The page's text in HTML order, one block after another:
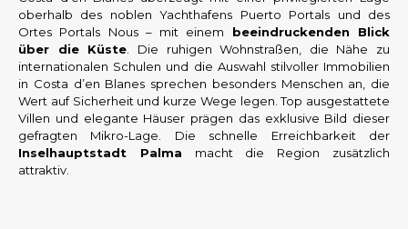
oberhalb des noblen Yachthafens Puerto Portals und des
Ortes Portals Nous – mit einem beeindruckenden Blick
über die Küste . Die ruhigen Wohnstraßen, die Nähe zu
internationalen Schulen und die Auswahl stilvoller Immobilien
in Costa d’en Blanes sprechen besonders Menschen an, die
Wert auf Sicherheit und kurze Wege legen. Top ausgestattete
Villen und elegante Häuser prägen das exklusive Bild dieser
gefragten Mikro-Lage. Die schnelle Erreichbarkeit der
Inselhauptstadt Palma macht die Region zusätzlich
attraktiv.